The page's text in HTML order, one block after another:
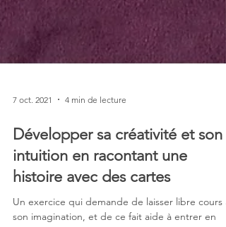
7 oct. 2021 4 min de lecture
Développer sa créativité et son
intuition en racontant une
histoire avec des cartes